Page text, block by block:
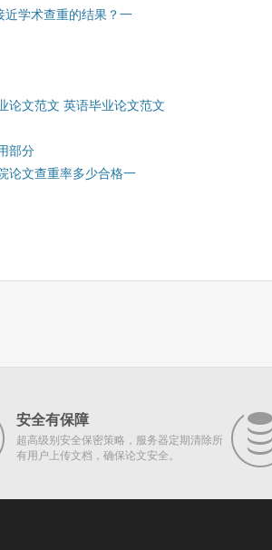
近学术查重的结果？一
论文范文 英语毕业论文范文
部分
论文查重率多少合格一
安全有保障
超高级别安全保密策略，服务器定期清除所
有用户上传文档，确保论文安全。